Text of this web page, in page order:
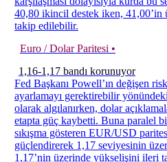
40,80 ikincil destek iken, 41,00’in
takip edilebilir.
Euro / Dolar Paritesi •
1,16-1,17 bandı korunuyor
Fed Başkanı Powell’ın değişen
ayarlamayı gerektirebilir
olarak algılanırken, dolar
etapta güç kaybetti. Buna paralel
sıkışma gösteren EUR/USD
güçlendirerek 1,17 seviyesinin
1,17’nin üzerinde yükselişini ileri